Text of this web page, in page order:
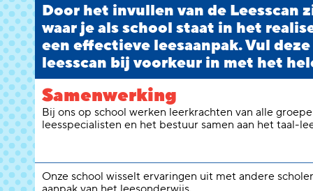
Door het invullen van de Leesscan
waar je als school staat in het
een effectieve leesaanpak. Vul deze
leesscan bij voorkeur in met het
Samenwerking
Bij ons op school werken leerkrachten van alle
leesspecialisten en het bestuur samen aan het taal-
Onze school wisselt ervaringen uit met andere